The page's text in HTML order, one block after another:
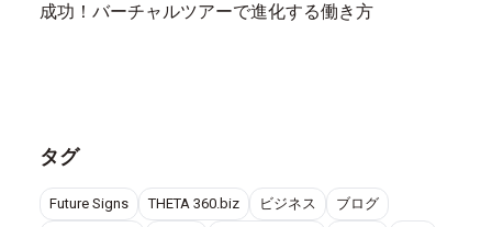
成功！バーチャルツアーで進化する働き方
タグ
Future Signs THETA 360.biz ビジネス
ブログ